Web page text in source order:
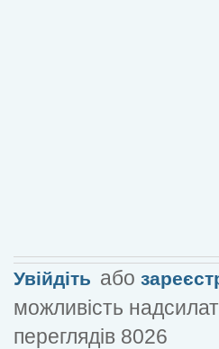
Увійдіть або
можливість
переглядів 8026